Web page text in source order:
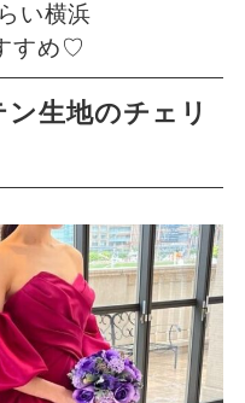
い横浜
すめ♡
生地のチェリ